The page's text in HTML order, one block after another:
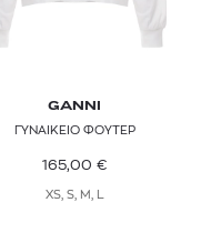
GANNI
ΓΥΝΑΙΚΕΙΟ ΦΟΥΤΕΡ
165,00 €
XS, S, M, L